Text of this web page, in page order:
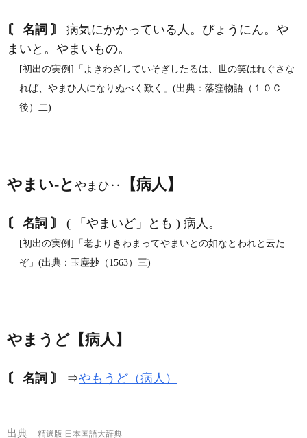
〘 名詞 〙
病気にかかっている人。びょうにん。や
まいと。やまいもの。
[初出の実例]「よきわざしていそぎしたるは、世の笑はれぐさな
れば、やまひ人になりぬべく歎く」(出典：落窪物語（１０Ｃ
後）二)
やまい‐と やまひ‥ 【病人】
〘 名詞 〙 ( 「やまいど」とも ) 病人。
[初出の実例]「老よりきわまってやまいとの如なとわれと云た
ぞ」(出典：玉塵抄（1563）三)
やまうど【病人】
〘 名詞 〙 ⇒やもうど（病人）
出典
精選版 日本国語大辞典